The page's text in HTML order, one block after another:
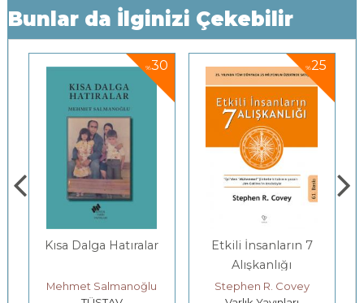
Bunlar da İlginizi Çekebilir
%30
Kısa Dalga Hatıralar
Mehmet Salmanoğlu
%25
Etkili İnsanların 7
Alışkanlığı
Stephen R. Covey